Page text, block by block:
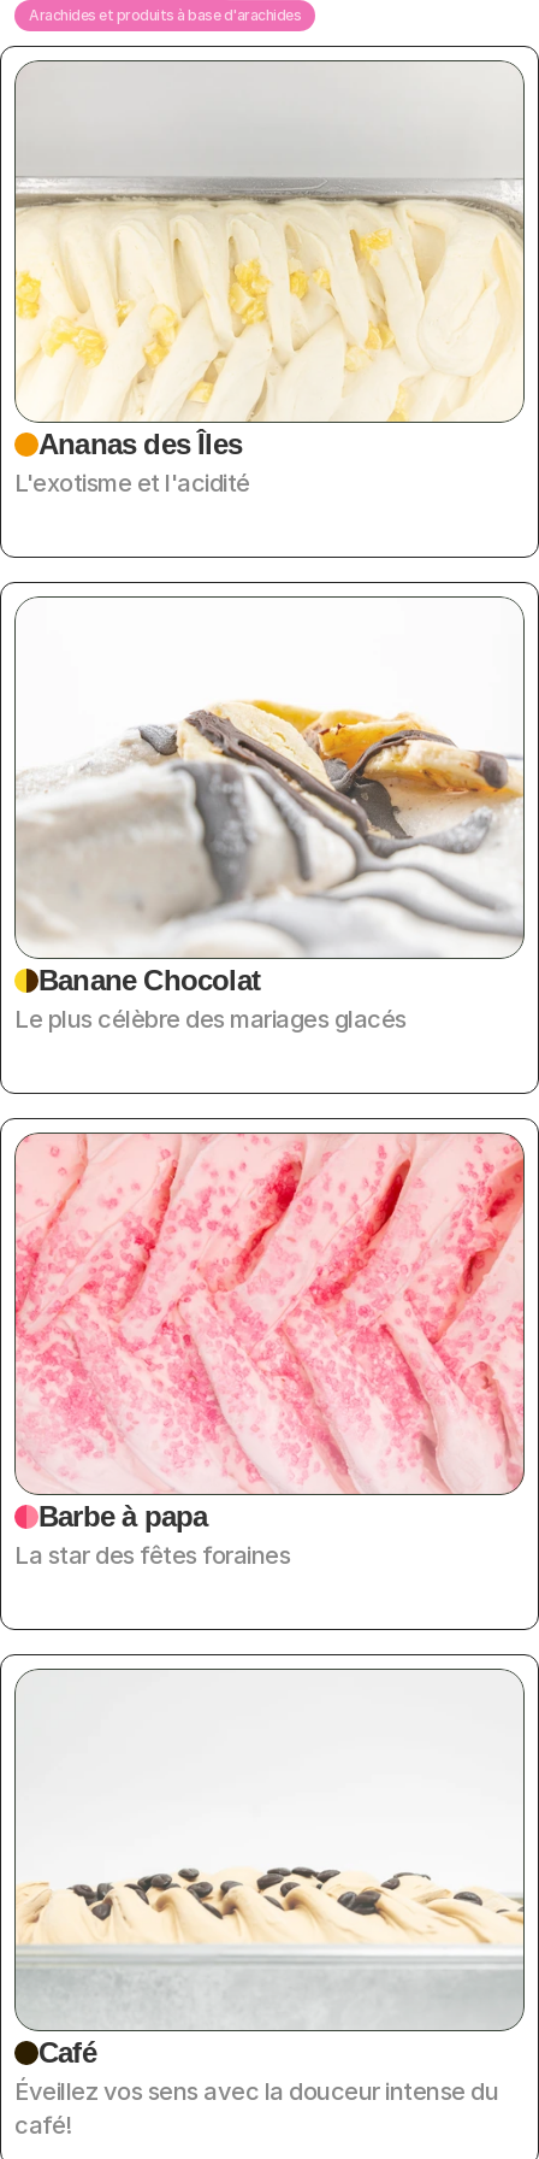
Arachides et produits à base d'arachides
Ananas des Îles
L'exotisme et l'acidité
Banane Chocolat
Le plus célèbre des mariages glacés
Barbe à papa
La star des fêtes foraines
Café
Éveillez vos sens avec la douceur intense du
café!